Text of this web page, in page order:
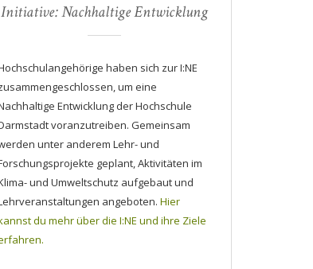
Initiative: Nachhaltige Entwicklung
haben sich zur I:NE
um eine
Entwicklung der Hochschule
voranzutreiben. Gemeinsam
unter anderem Lehr- und
geplant, Aktivitäten im
und Umweltschutz aufgebaut und
angeboten. Hier
du mehr über die I:NE und ihre Ziele